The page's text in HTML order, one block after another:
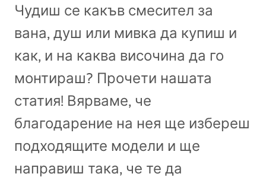
Чудиш се какъв смесител за
вана, душ или мивка да купиш и
как, и на каква височина да го
монтираш? Прочети нашата
статия! Вярваме, че
благодарение на нея ще избереш
подходящите модели и ще
направиш така, че те да